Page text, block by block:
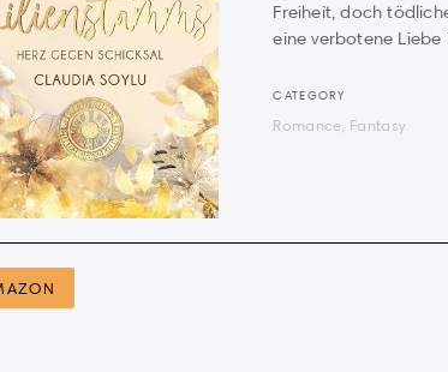
Freiheit, doch
eine verbotene Liebe
CATEGORY
Romance, Fantasy